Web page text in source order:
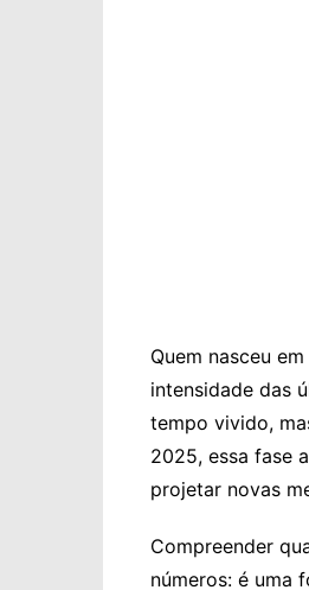
Quem nasceu
intensidade das
tempo vivido,
2025, essa fase
projetar novas
Compreender
números: é uma